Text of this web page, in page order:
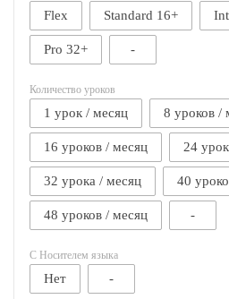
Flex Standard 16+
Pro 32+ -
Количество уроков
1 урок / месяц 8 уроков /
16 уроков / месяц 24
32 урока / месяц 40
48 уроков / месяц -
С Носителем языка
Нет -